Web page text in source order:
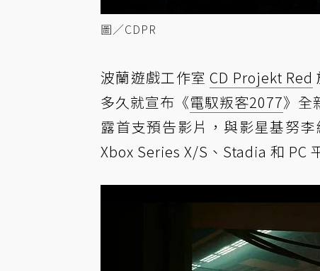
圖／CDPR
波蘭遊戲工作室CD Projekt Red
多久就宣布《電馭叛客2077》全
露首支預告影片，與影星基努
Xbox Series X/S、Stadia 和 PC